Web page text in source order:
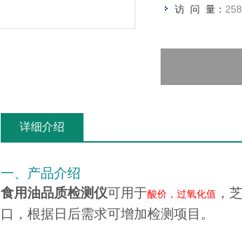
访 问 量：
详细介绍
一、产品介绍
食用油品质检测仪可用于酸价，过氧化值 ，
口，根据日后需求可增加检测项目。